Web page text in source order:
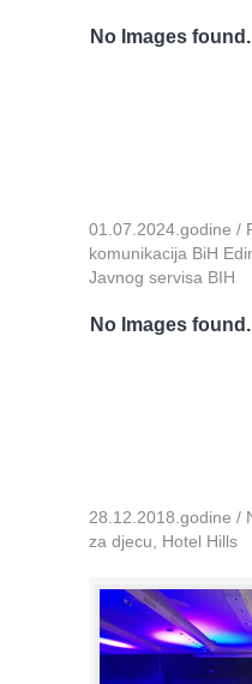
No Images found.
01.07.2024.godine /
komunikacija BiH
Javnog servisa BIH
No Images found.
28.12.2018.godine /
za djecu, Hotel Hills